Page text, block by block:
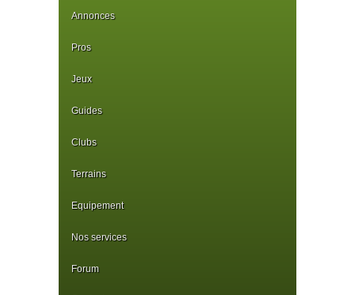
Annonces
Pros
Jeux
Guides
Clubs
Terrains
Equipement
Nos services
Forum